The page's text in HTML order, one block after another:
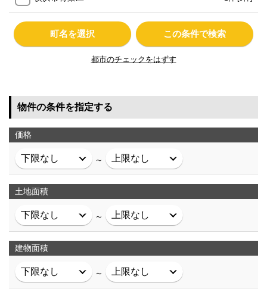
町名を選択 この条件で検索
都市のチェックをはずす
物件の条件を指定する
価格
～
土地面積
～
建物面積
～